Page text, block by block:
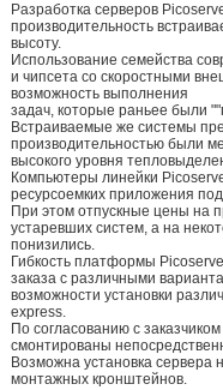
Разработка серверов
производительность
высоту.
Использование семейства
и чипсета со скоростными
возможность выполнения
задач, которые раньее были
Встраиваемые же системы
производительностью были
высокого уровня
Компьютеры линейки
ресурсоемких приложения
При этом отпускные цены на
устаревших систем, а на
понизились.
Гибкость платформы
заказа с различными
возможности установки
express.
По согласованию с
смонтированы
Возможна установка
монтажных кронштейнов.